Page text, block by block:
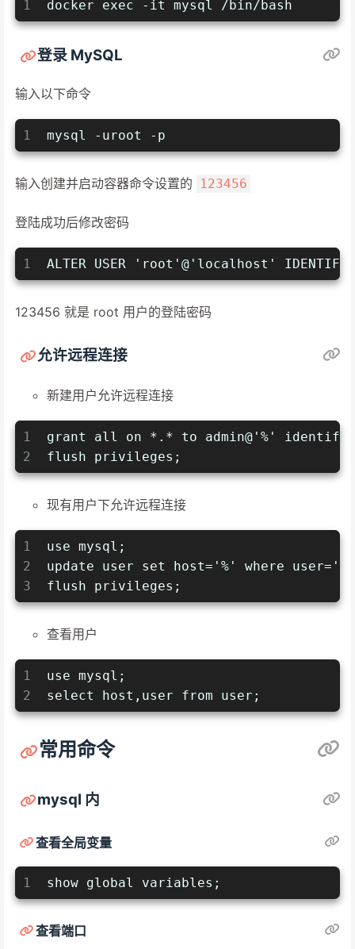
1 docker exec -it mysql /bin/bash
登录 MySQL
输入以下命令
1 mysql -uroot -p
输入创建并启动容器命令设置的 123456
登陆成功后修改密码
1 ALTER USER 'root'@'localhost'
123456 就是 root 用户的登陆密码
允许远程连接
新建用户允许远程连接
1
2
grant all on *.* to admin@'%'
flush privileges;
现有用户下允许远程连接
1
2
3
use mysql;
update user set host='%' where
flush privileges;
查看用户
1
2
use mysql;
select host,user from user;
常用命令
mysql 内
查看全局变量
1 show global variables;
查看端口